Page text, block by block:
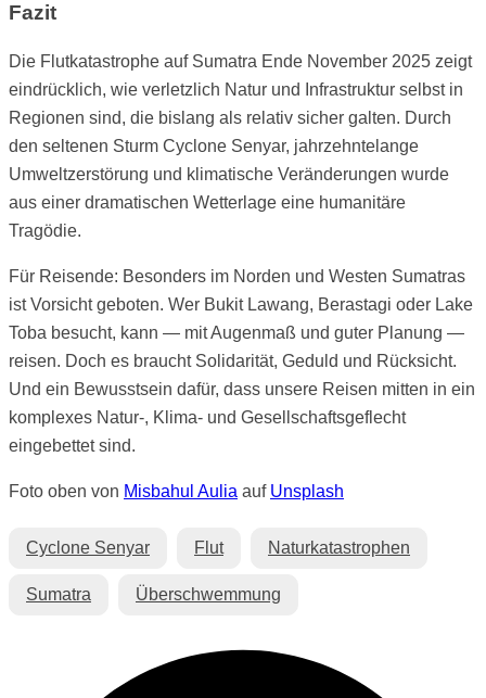
Fazit
Die Flutkatastrophe auf Sumatra Ende November 2025 zeigt
eindrücklich, wie verletzlich Natur und Infrastruktur selbst in
Regionen sind, die bislang als relativ sicher galten. Durch
den seltenen Sturm Cyclone Senyar, jahrzehntelange
Umweltzerstörung und klimatische Veränderungen wurde
aus einer dramatischen Wetterlage eine humanitäre
Tragödie.
Für Reisende: Besonders im Norden und Westen Sumatras
ist Vorsicht geboten. Wer Bukit Lawang, Berastagi oder Lake
Toba besucht, kann — mit Augenmaß und guter Planung —
reisen. Doch es braucht Solidarität, Geduld und Rücksicht.
Und ein Bewusstsein dafür, dass unsere Reisen mitten in ein
komplexes Natur-, Klima- und Gesellschaftsgeflecht
eingebettet sind.
Foto oben von Misbahul Aulia auf Unsplash
Cyclone Senyar Flut Naturkatastrophen
Sumatra Überschwemmung